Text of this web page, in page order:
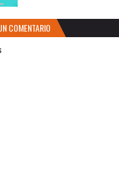
COMENTARIO